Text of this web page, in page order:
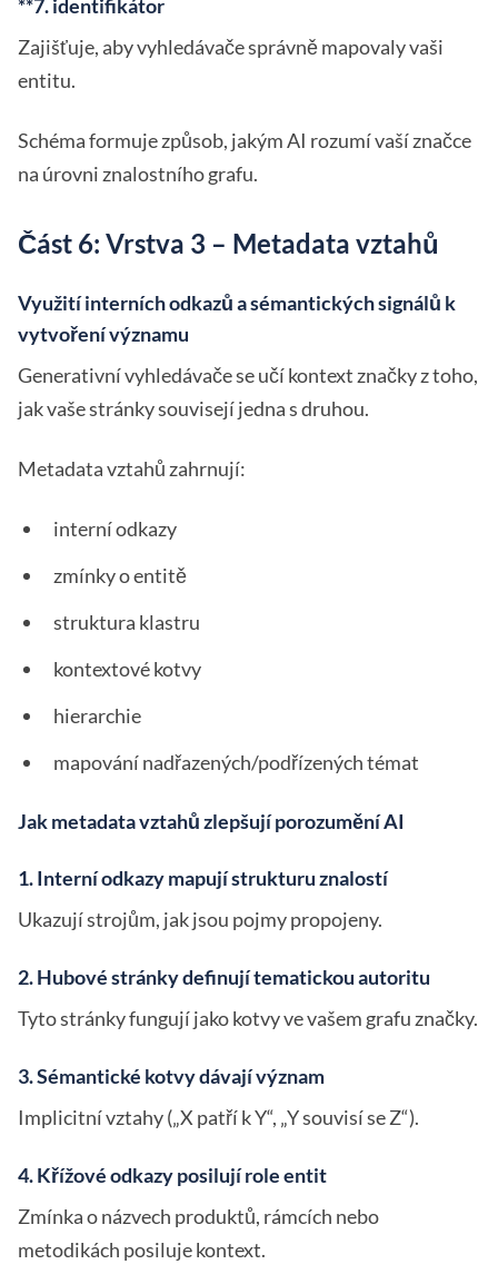
**7. identifikátor
Zajišťuje, aby vyhledávače správně mapovaly vaši
entitu.
Schéma formuje způsob, jakým AI rozumí vaší značce
na úrovni znalostního grafu.
Část 6: Vrstva 3 – Metadata vztahů
Využití interních odkazů a sémantických signálů k
vytvoření významu
Generativní vyhledávače se učí kontext značky z toho,
jak vaše stránky souvisejí jedna s druhou.
Metadata vztahů zahrnují:
interní odkazy
zmínky o entitě
struktura klastru
kontextové kotvy
hierarchie
mapování nadřazených/podřízených témat
Jak metadata vztahů zlepšují porozumění AI
1. Interní odkazy mapují strukturu znalostí
Ukazují strojům, jak jsou pojmy propojeny.
2. Hubové stránky definují tematickou autoritu
Tyto stránky fungují jako kotvy ve vašem grafu značky.
3. Sémantické kotvy dávají význam
Implicitní vztahy („X patří k Y“, „Y souvisí se Z“).
4. Křížové odkazy posilují role entit
Zmínka o názvech produktů, rámcích nebo
metodikách posiluje kontext.